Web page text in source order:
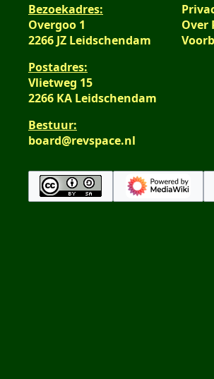
Bezoekadres:
Overgoo 1
2266 JZ Leidschendam
Postadres:
Vlietweg 15
2266 KA Leidschendam
Bestuur:
board@revspace.nl
Over